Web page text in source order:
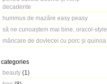
decadente
hummus de mazăre easy peasy
să ne cunoaștem mai bine, oracol-style
mâncare de dovlecei cu porc și quinoa
categories
beauty (1)